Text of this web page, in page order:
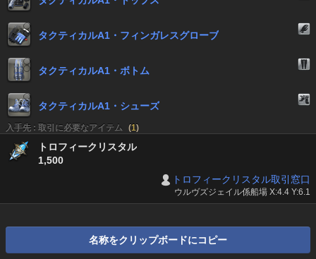
タクティカルA1・フィンガレスグローブ
タクティカルA1・ボトム
タクティカルA1・シューズ
入手先 : 取引に必要なアイテム (1)
トロフィークリスタル
1,500
トロフィークリスタル取引窓口
ウルヴズジェイル係船場 X:4.4 Y:6.1
名称をクリップボードにコピー